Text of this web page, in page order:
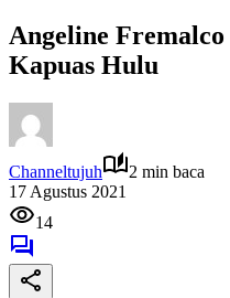
Angeline
Kapuas Hulu
Channeltujuh
2 min baca
17 Agustus 2021
14